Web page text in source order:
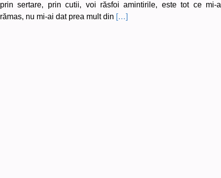
prin sertare, prin cutii, voi răsfoi amintirile, este tot ce mi-a
rămas, nu mi-ai dat prea mult din […]